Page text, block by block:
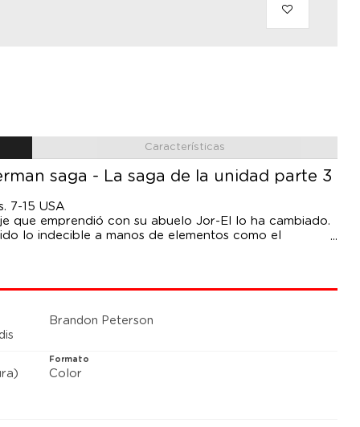
Características
saga - La saga de la unidad parte 3
7-15 USA
que emprendió con su abuelo Jor-El lo ha cambiado.
lo indecible a manos de elementos como el
ha perdido un ápice de humanidad, como seguirá
a punto de meterse toda su familia, incluidos Krypto
Kent al espacio al principio de su etapa en las
lo recupera para una epopeya espacial que
como Ivan Reis o Brandon Peterson. El
no fue casualidad, ya que todo formaba parte
de la superfamilia y con el polémico pasado de
Brandon Peterson
Formato
Color